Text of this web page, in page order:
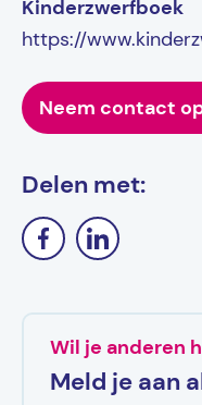
Kinderzwerfboek
https://
Neem contact
Delen met:
Wil je anderen
Meld je aan